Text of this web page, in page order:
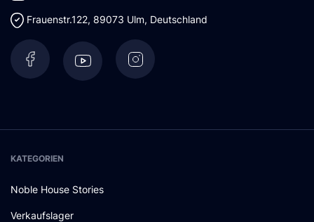
Frauenstr.122, 89073 Ulm, Deutschland
KATEGORIEN
Noble House Stories
Verkaufslager